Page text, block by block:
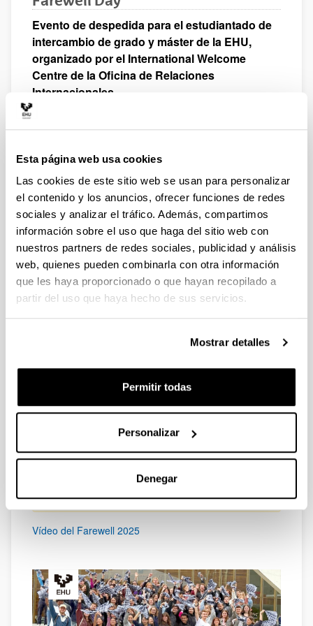
Esta página web usa cookies
Las cookies de este sitio web se usan para personalizar
el contenido y los anuncios, ofrecer funciones de redes
sociales y analizar el tráfico. Además, compartimos
información sobre el uso que haga del sitio web con
nuestros partners de redes sociales, publicidad y análisis
web, quienes pueden combinarla con otra información
que les haya proporcionado o que hayan recopilado a
partir del uso que haya hecho de sus servicios.
Mostrar detalles
Permitir todas
Personalizar
Denegar
Evento de despedida para el estudiantado de
intercambio de grado y máster de la EHU,
organizado por el International Welcome
Centre de la Oficina de Relaciones
Internacionales.
en el edificio Náutica en Portugalete (Campus
de Bizkaia).
Cada año, cuando se acerca el final del curso
académico y el verano está a punto de llegar, el IWC de
la EHU organiza un acto de despedida para el
estudiantado de grado y máster de intercambio.
Comienzo del evento:
11:45
Entrega de premios del Concurso Vídeo
autobuses que ofreceremos para llegar desde los
campus de Álava y Gipuzkoa.
¡Os esperamos!
Para participar en el evento y reservar plaza
de autobússerá necesario inscribirse.
Vídeo del Farewell 2025